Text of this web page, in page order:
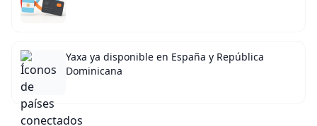
Yaxa ya disponible en España y República
Dominicana